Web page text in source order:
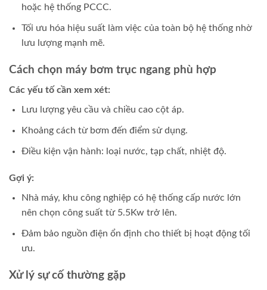
hoặc hệ thống PCCC.
Tối ưu hóa hiệu suất làm việc của toàn bộ hệ thống nhờ
lưu lượng mạnh mẽ.
Cách chọn máy bơm trục ngang phù hợp
Các yếu tố cần xem xét:
Lưu lượng yêu cầu và chiều cao cột áp.
Khoảng cách từ bơm đến điểm sử dụng.
Điều kiện vận hành: loại nước, tạp chất, nhiệt độ.
Gợi ý:
Nhà máy, khu công nghiệp có hệ thống cấp nước lớn
nên chọn công suất từ 5.5Kw trở lên.
Đảm bảo nguồn điện ổn định cho thiết bị hoạt động tối
ưu.
Xử lý sự cố thường gặp